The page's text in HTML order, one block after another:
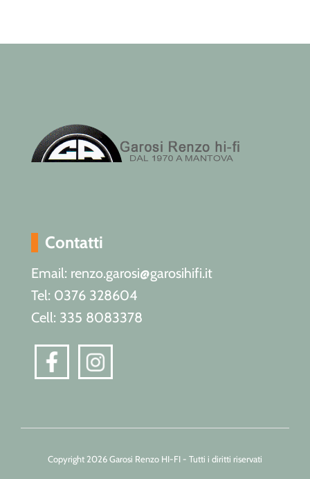
Contatti
Email: renzo.garosi@garosihifi.it
Tel: 0376 328604
Cell: 335 8083378
Copyright 2026 Garosi Renzo HI-FI - Tutti i diritti riservati